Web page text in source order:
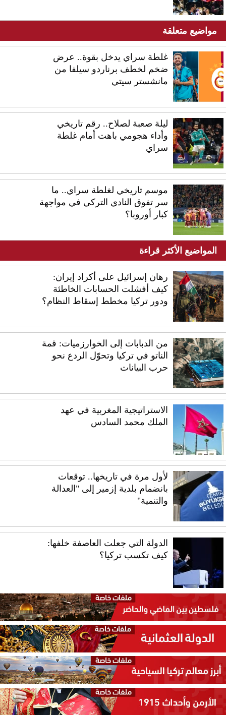
مواضيع متعلقة
غلطة سراي يدخل بقوة.. عرض
ضخم لخطف برناردو سيلفا من
مانشستر سيتي
ليلة صعبة لصلاح.. رقم تاريخي
وأداء هجومي باهت أمام غلطة
سراي
موسم تاريخي لغلطة سراي.. ما
سر تفوق النادي التركي في مواجهة
كبار أوروبا؟
المواضيع الأكثر قراءة
رهان إسرائيل على أكراد إيران:
كيف أفشلت الحسابات الخاطئة
ودور تركيا مخطط إسقاط النظام؟
من الدبابات إلى الخوارزميات: قمة
الناتو في تركيا وتحوّل الردع نحو
حرب البيانات
الاستراتيجية المغربية في عهد
الملك محمد السادس
لأول مرة في تاريخها.. توقعات
بانضمام بلدية إزمير إلى "العدالة
والتنمية"
الدولة التي جعلت العاصفة خلفها:
كيف تكسب تركيا؟